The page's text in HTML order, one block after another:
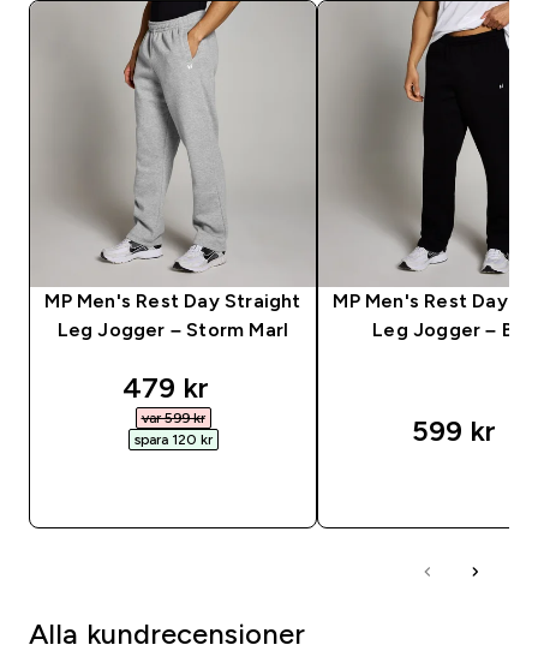
MP Men's Rest Day Straight
Leg Jogger – Storm Marl
discounted price
479 kr‎
var 599 kr‎
spara 120 kr‎
MP Men's Rest Day
Leg Jogger –
599 kr‎
Alla kundrecensioner